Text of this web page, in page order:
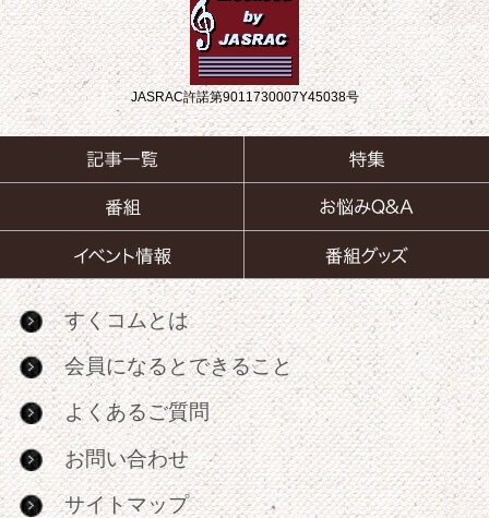
JASRAC許諾第9011730007Y45038号
すくコムとは
会員になるとできること
よくあるご質問
お問い合わせ
サイトマップ